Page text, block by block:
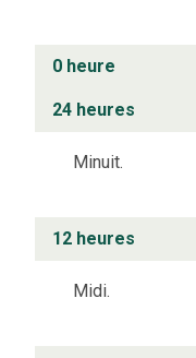
0 heure
24 heures
Minuit.
12 heures
Midi.